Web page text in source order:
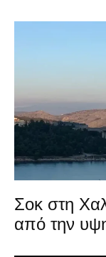
Σοκ στη
από την